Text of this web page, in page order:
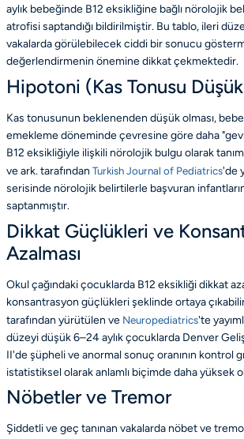
aylık bebeğinde B12 eksikliğine bağlı nörolojik
atrofisi saptandığı bildirilmiştir. Bu tablo, ileri
vakalarda görülebilecek ciddi bir sonucu
değerlendirmenin önemine dikkat çekmektedir.
Hipotoni (Kas Tonusu
Kas tonusunun beklenenden düşük olması,
emekleme döneminde çevresine göre daha
B12 eksikliğiyle ilişkili nörolojik bulgu olarak
ve ark. tarafından Turkish Journal of Pediatrics'de
serisinde nörolojik belirtilerle başvuran
saptanmıştır.
Dikkat Güçlükleri ve
Azalması
Okul çağındaki çocuklarda B12 eksikliği dikkat
konsantrasyon güçlükleri şeklinde ortaya
tarafından yürütülen ve Neuropediatrics'te
düzeyi düşük 6–24 aylık çocuklarda Denver
II'de şüpheli ve anormal sonuç oranının kontrol
istatistiksel olarak anlamlı biçimde daha yüksek
Nöbetler ve Tremor
Şiddetli ve geç tanınan vakalarda nöbet ve